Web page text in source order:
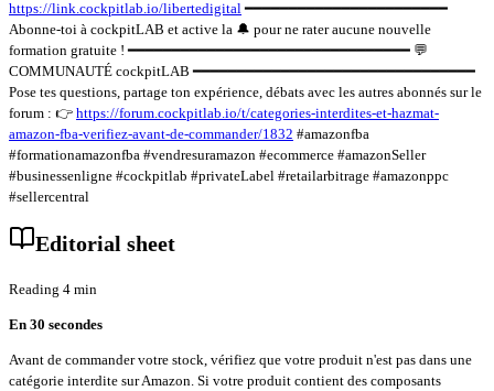
https://link.cockpitlab.io/libertedigital━━━━━━━━━━━━━━━━━━━━━━━
Abonne-toi à cockpitLAB et active la 🔔 pour ne rater aucune nouvelle
formation gratuite ! ━━━━━━━━━━━━━━━━━━━━━━━━━━━━━━━━ 💬
COMMUNAUTÉ cockpitLAB ━━━━━━━━━━━━━━━━━━━━━━━━━━━━━━━━
Pose tes questions, partage ton expérience, débats avec les autres abonnés sur le
forum : 👉 https://forum.cockpitlab.io/t/categories-interdites-et-hazmat-
amazon-fba-verifiez-avant-de-commander/1832 #amazonfba
#formationamazonfba #vendresuramazon #ecommerce #amazonSeller
#businessenligne #cockpitlab #privateLabel #retailarbitrage #amazonppc
#sellercentral
Editorial sheet
Reading 4 min
En 30 secondes
Avant de commander votre stock, vérifiez que votre produit n'est pas dans une
catégorie interdite sur Amazon. Si votre produit contient des composants